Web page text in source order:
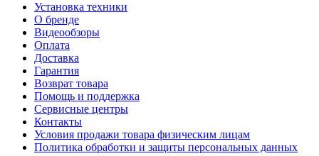
Установка техники
О бренде
Видеообзоры
Оплата
Доставка
Гарантия
Возврат товара
Помощь и поддержка
Сервисные центры
Контакты
Условия продажи товара физическим лицам
Политика обработки и защиты персональных данных